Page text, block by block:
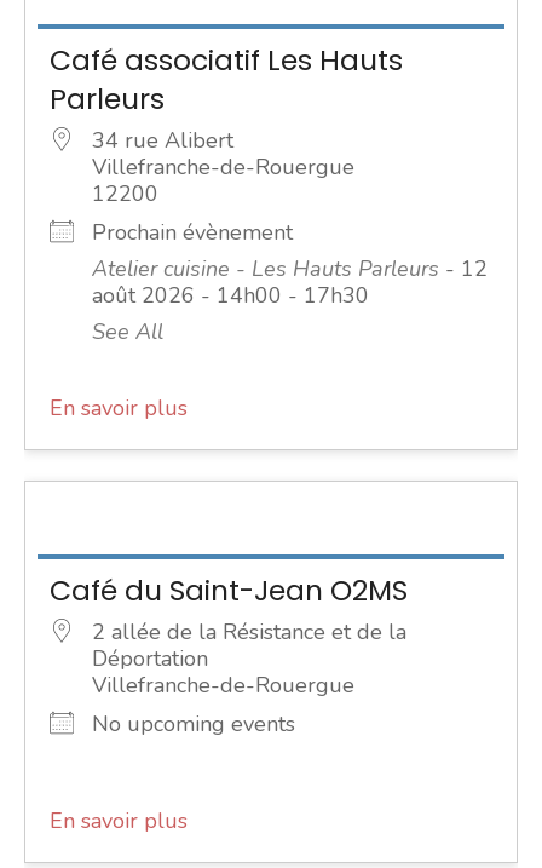
Café associatif Les Hauts
Parleurs
34 rue Alibert
Villefranche-de-Rouergue
12200
Prochain évènement
Atelier cuisine - Les Hauts Parleurs - 12
août 2026 - 14h00 - 17h30
See All
En savoir plus
Café du Saint-Jean O2MS
2 allée de la Résistance et de la
Déportation
Villefranche-de-Rouergue
No upcoming events
En savoir plus